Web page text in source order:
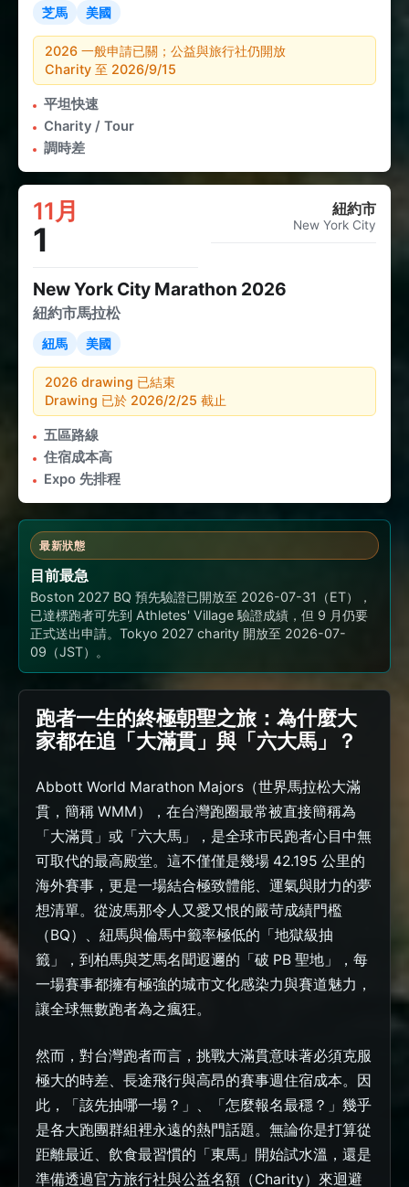
芝馬 美國
2026 一般申請已關；公益與旅行社仍開放
Charity 至 2026/9/15
平坦快速
Charity / Tour
調時差
11月
1
紐約市
New York City
New York City Marathon 2026
紐約市馬拉松
紐馬 美國
2026 drawing 已結束
Drawing 已於 2026/2/25 截止
五區路線
住宿成本高
Expo 先排程
最新狀態
目前最急
Boston 2027 BQ 預先驗證已開放至 2026-07-31（ET），
已達標跑者可先到 Athletes' Village 驗證成績，但 9 月仍要
正式送出申請。Tokyo 2027 charity 開放至 2026-07-
09（JST）。
跑者一生的終極朝聖之旅：為什麼大
家都在追「大滿貫」與「六大馬」？
Abbott World Marathon Majors（世界馬拉松大滿
貫，簡稱 WMM），在台灣跑圈最常被直接簡稱為
「大滿貫」或「六大馬」，是全球市民跑者心目中無
可取代的最高殿堂。這不僅僅是幾場 42.195 公里的
海外賽事，更是一場結合極致體能、運氣與財力的夢
想清單。從波馬那令人又愛又恨的嚴苛成績門檻
（BQ）、紐馬與倫馬中籤率極低的「地獄級抽
籤」，到柏馬與芝馬名聞遐邇的「破 PB 聖地」，每
一場賽事都擁有極強的城市文化感染力與賽道魅力，
讓全球無數跑者為之瘋狂。
然而，對台灣跑者而言，挑戰大滿貫意味著必須克服
極大的時差、長途飛行與高昂的賽事週住宿成本。因
此，「該先抽哪一場？」、「怎麼報名最穩？」幾乎
是各大跑團群組裡永遠的熱門話題。無論你是打算從
距離最近、飲食最習慣的「東馬」開始試水溫，還是
準備透過官方旅行社與公益名額（Charity）來迴避